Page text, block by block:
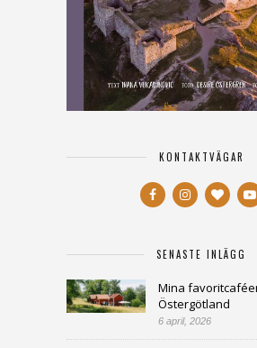
KONTAKTVÄGAR
SENASTE INLÄGG
Mina
Östergötland
6 april, 2026